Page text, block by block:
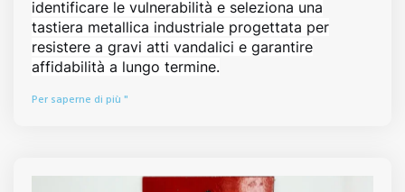
identificare le vulnerabilità e seleziona una
tastiera metallica industriale progettata per
resistere a gravi atti vandalici e garantire
affidabilità a lungo termine.
Per saperne di più "